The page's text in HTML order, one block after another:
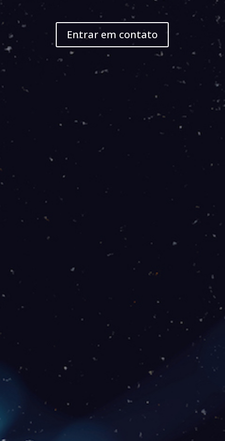
Entrar em contato
50 Mb
Download: 50Mbps
Consultar taxa de instalação
EU QUERO
BANDA LARGA Empresarial - Fibra